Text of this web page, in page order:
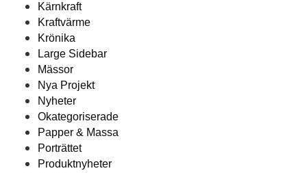
Kärnkraft
Kraftvärme
Krönika
Large Sidebar
Mässor
Nya Projekt
Nyheter
Okategoriserade
Papper & Massa
Porträttet
Produktnyheter